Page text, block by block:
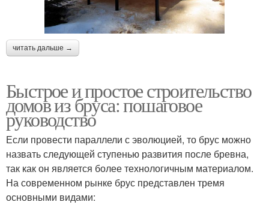
читать дальше →
Быстрое и простое строительство
домов из бруса: пошаговое
руководство
Если провести параллели с эволюцией, то брус можно
назвать следующей ступенью развития после бревна,
так как он является более технологичным материалом.
На современном рынке брус представлен тремя
основными видами: